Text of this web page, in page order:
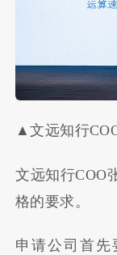
▲文远知行
文远知行COO
格的要求。
申请公司首